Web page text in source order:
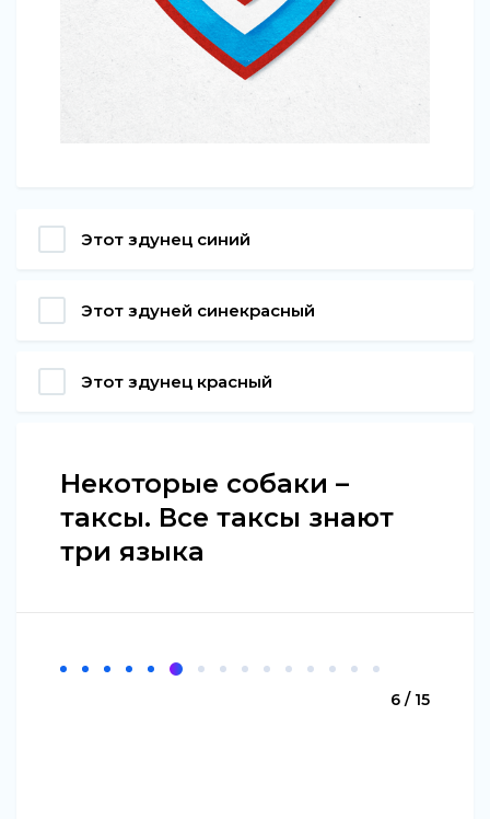
Этот здунец синий
Этот здуней синекрасный
Этот здунец красный
Некоторые собаки –
таксы. Все таксы знают
три языка
6 / 15